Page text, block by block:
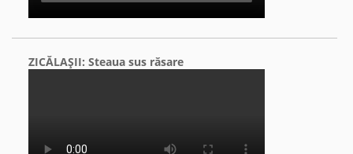
ZICĂLAŞII: Steaua sus răsare